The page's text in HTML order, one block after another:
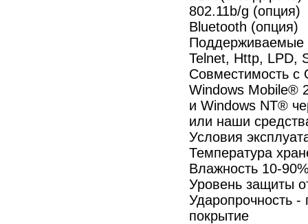
802.11b/g (опция)
Bluetooth (опция)
Поддерживаемые
Telnet, Http, LPD,
Совместимость
Windows Mobile®
и Windows NT®
или наши
Условия
Температура
Влажность 10-
Уровень защиты
Ударопрочность
покрытие